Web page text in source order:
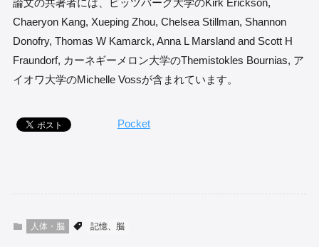
論文の共著者には、ピッツバーグ大学のKirk Erickson,
Chaeryon Kang, Xueping Zhou, Chelsea Stillman, Shannon
Donofry, Thomas W Kamarck, Anna L Marsland and Scott H
Fraundorf, カーネギーメロン大学のThemistokles Bournias, ア
イオワ大学のMichelle Vossが含まれています。
Pocket
人体・脳 記憶、脳